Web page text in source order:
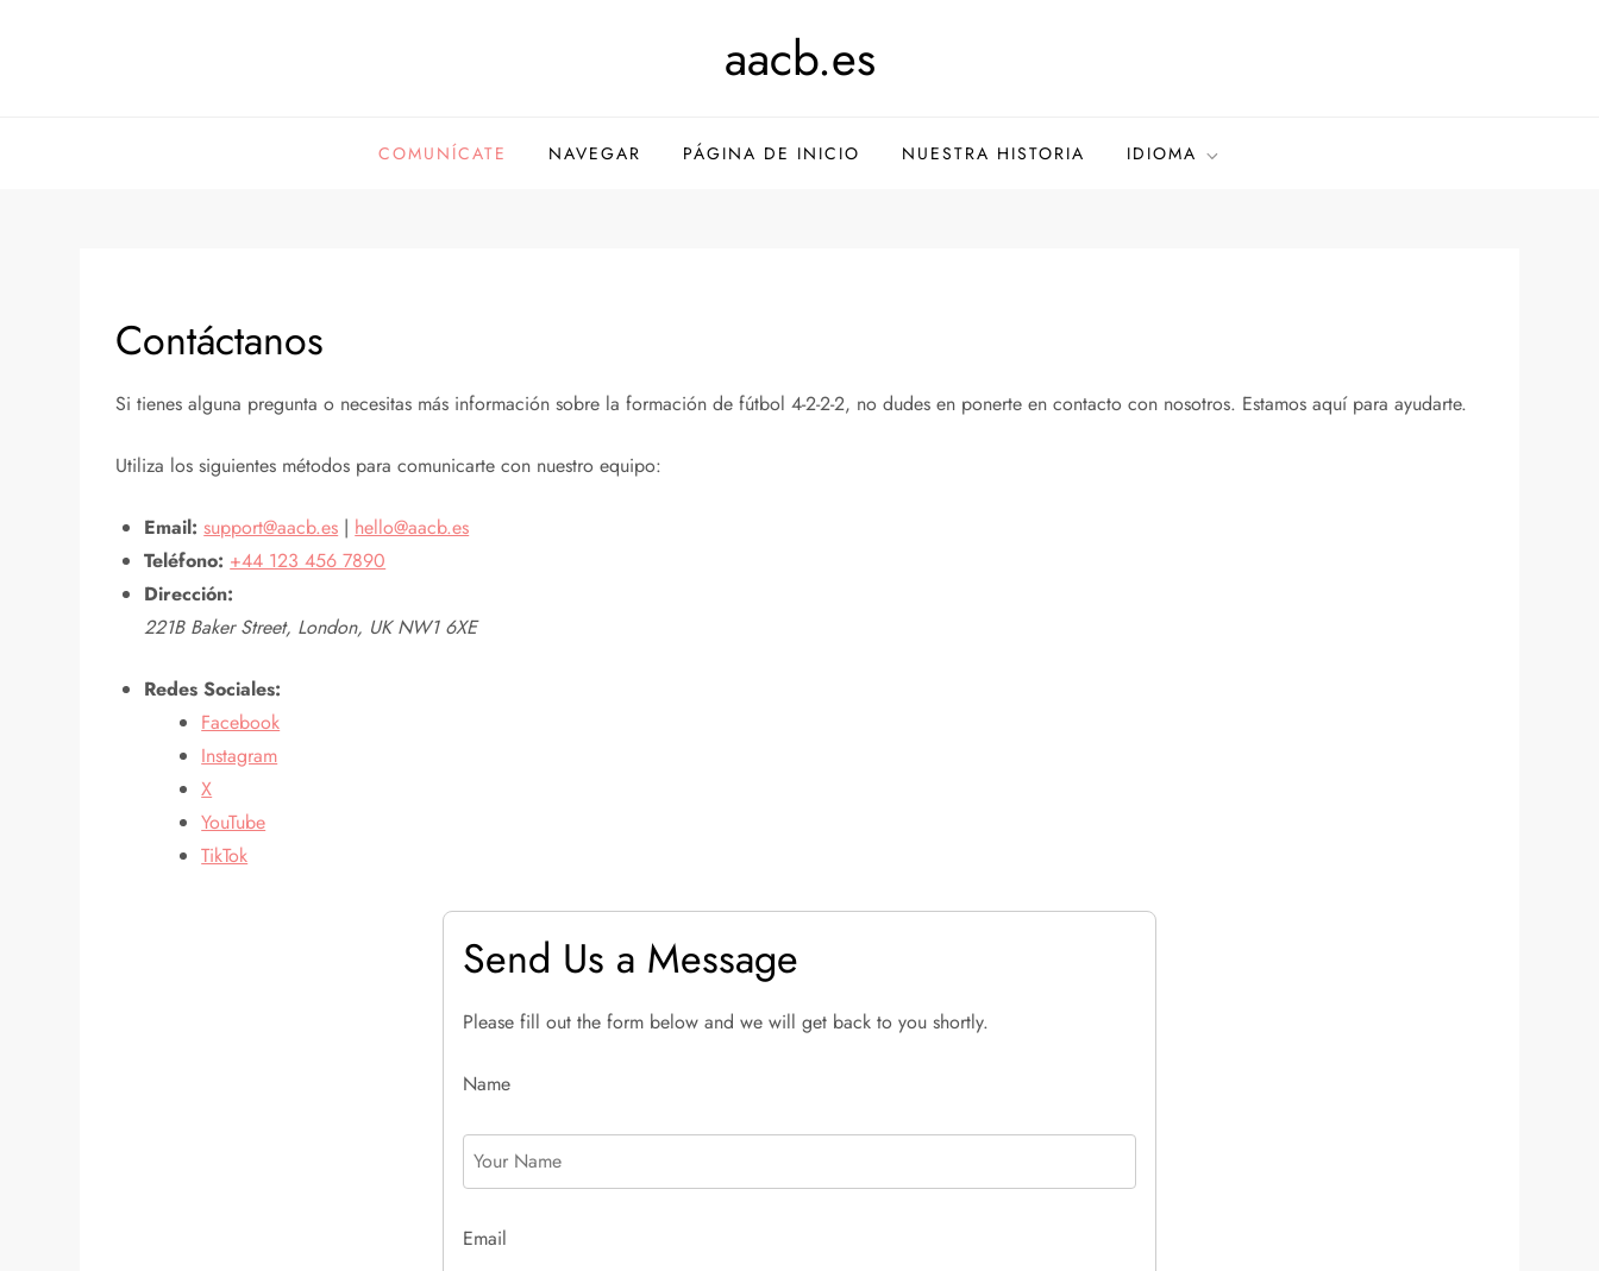
aacb.es
COMUNÍCATE NAVEGAR PÁGINA DE INICIO NUESTRA HISTORIA IDIOMA
Contáctanos
Si tienes alguna pregunta o necesitas más información sobre la formación de fútbol 4-2-2-2, no dudes en ponerte en contacto con nosotros. Estamos aquí para ayudarte.
Utiliza los siguientes métodos para comunicarte con nuestro equipo:
Email: support@aacb.es | hello@aacb.es
Teléfono: +44 123 456 7890
Dirección:
221B Baker Street, London, UK NW1 6XE
Redes Sociales:
Facebook
Instagram
X
YouTube
TikTok
Send Us a Message
Please fill out the form below and we will get back to you shortly.
Name
Email